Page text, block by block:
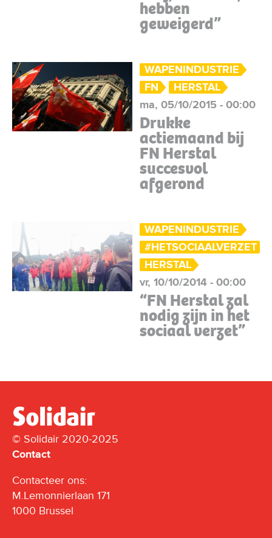
hebben
geweigerd”
WAPENINDUSTRIE
FN
HERSTAL
ma, 05/10/2015 - 00:00
Drukke
actiemaand bij
FN Herstal
succesvol
afgerond
WAPENINDUSTRIE
#HETSOCIAALVERZET
HERSTAL
vr, 10/10/2014 - 00:00
“FN Herstal zal
nodig zijn in het
sociaal verzet”
© Solidair 2020-2025
Contact
Contacteer ons:
M.Lemonnierlaan 171
1000 Brussel